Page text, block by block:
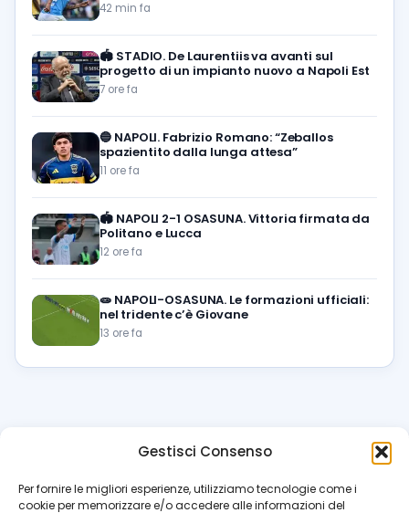
Gestisci Consenso
Per fornire le migliori esperienze, utilizziamo tecnologie come i
cookie per memorizzare e/o accedere alle informazioni del
42 min fa
🏟️ STADIO. De Laurentiis va avanti sul
progetto di un impianto nuovo a Napoli Est
7 ore fa
🔵 NAPOLI. Fabrizio Romano: “Zeballos
spazientito dalla lunga attesa”
11 ore fa
🏟️ NAPOLI 2-1 OSASUNA. Vittoria firmata da
Politano e Lucca
12 ore fa
🧫 NAPOLI-OSASUNA. Le formazioni ufficiali:
nel tridente c’è Giovane
13 ore fa
azzurrissimo.it